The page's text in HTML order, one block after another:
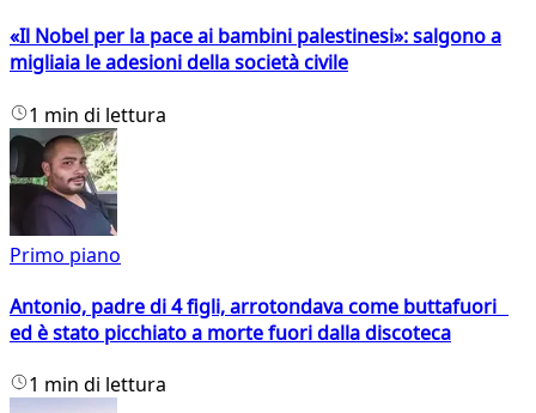
«Il Nobel per la pace ai bambini palestinesi»: salgono a
migliaia le adesioni della società civile
1 min di lettura
Primo piano
Antonio, padre di 4 figli, arrotondava come buttafuori
ed è stato picchiato a morte fuori dalla discoteca
1 min di lettura